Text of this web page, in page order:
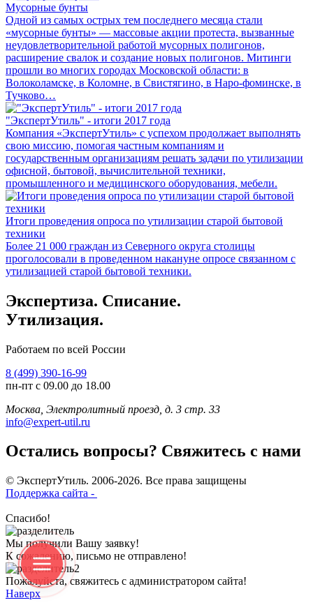
Мусорные бунты
Одной из самых острых тем последнего месяца стали
«мусорные бунты» — массовые акции протеста, вызванные
неудовлетворительной работой мусорных полигонов,
расширение свалок и создание новых полигонов. Митинги
прошли во многих городах Московской области: в
Волоколамске, в Коломне, в Свистягино, в Наро-фоминске, в
Тучково…
"ЭкспертУтиль" - итоги 2017 года
Компания «ЭкспертУтиль» с успехом продолжает выполнять
свою миссию, помогая частным компаниям и
государственным организациям решать задачи по утилизации
офисной, бытовой, вычислительной техники,
промышленного и медицинского оборудования, мебели.
Итоги проведения опроса по утилизации старой бытовой
техники
Более 21 000 граждан из Северного округа столицы
проголосовали в проведенном накануне опросе связанном с
утилизацией старой бытовой техники.
Экспертиза. Списание.
Утилизация.
Работаем по всей России
8 (499) 390-16-99
пн-пт с 09.00 до 18.00
Москва, Электролитный проезд, д. 3 стр. 33
info@expert-util.ru
Остались вопросы? Свяжитесь с нами
© ЭкспертУтиль. 2006-2026. Все права защищены
Поддержка сайта -
Спасибо!
Мы получили Вашу заявку!
К сожалению, письмо не отправлено!
Пожалуйста, свяжитесь с администратором сайта!
Наверх